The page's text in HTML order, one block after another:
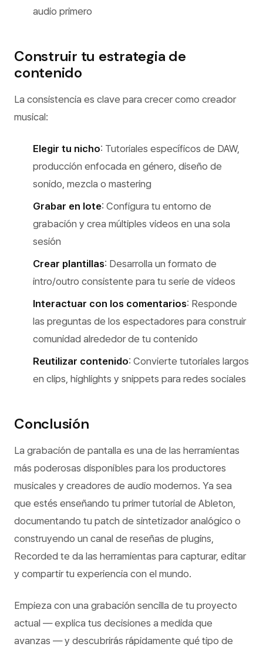
audio primero
Construir tu estrategia de
contenido
La consistencia es clave para crecer como creador
musical:
Elegir tu nicho: Tutoriales específicos de DAW,
producción enfocada en género, diseño de
sonido, mezcla o mastering
Grabar en lote: Configura tu entorno de
grabación y crea múltiples videos en una sola
sesión
Crear plantillas: Desarrolla un formato de
intro/outro consistente para tu serie de videos
Interactuar con los comentarios: Responde
las preguntas de los espectadores para construir
comunidad alrededor de tu contenido
Reutilizar contenido: Convierte tutoriales largos
en clips, highlights y snippets para redes sociales
Conclusión
La grabación de pantalla es una de las herramientas
más poderosas disponibles para los productores
musicales y creadores de audio modernos. Ya sea
que estés enseñando tu primer tutorial de Ableton,
documentando tu patch de sintetizador analógico o
construyendo un canal de reseñas de plugins,
Recorded te da las herramientas para capturar, editar
y compartir tu experiencia con el mundo.
Empieza con una grabación sencilla de tu proyecto
actual — explica tus decisiones a medida que
avanzas — y descubrirás rápidamente qué tipo de